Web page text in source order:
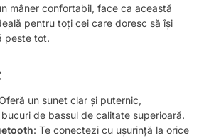
mâner confortabil, face ca această
pentru toți cei care doresc să își
peste tot.
un sunet clar și puternic,
de bassul de calitate superioară.
: Te conectezi cu ușurință la orice